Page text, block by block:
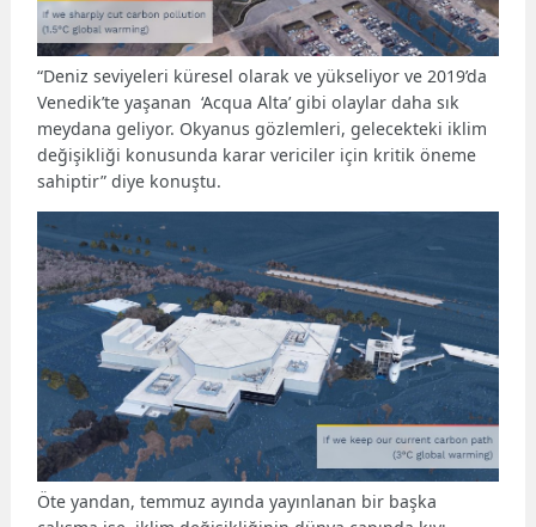
“Deniz seviyeleri küresel olarak ve yükseliyor ve 2019’da
Venedik’te yaşanan ‘Acqua Alta’ gibi olaylar daha sık
meydana geliyor. Okyanus gözlemleri, gelecekteki iklim
değişikliği konusunda karar vericiler için kritik öneme
sahiptir” diye konuştu.
Öte yandan, temmuz ayında yayınlanan bir başka